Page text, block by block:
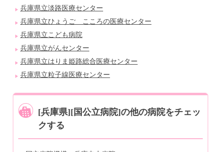
兵庫県立淡路医療センター
兵庫県立ひょうご こころの医療センター
兵庫県立こども病院
兵庫県立がんセンター
兵庫県立はりま姫路総合医療センター
兵庫県立粒子線医療センター
[兵庫県][国公立病院]の他の病院をチェッ
クする